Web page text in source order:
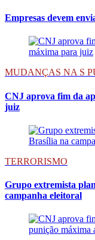
Empresas devem
MUDANÇAS NA S
CNJ aprova fim da
juiz
TERRORISMO
Grupo extremista
campanha eleitoral